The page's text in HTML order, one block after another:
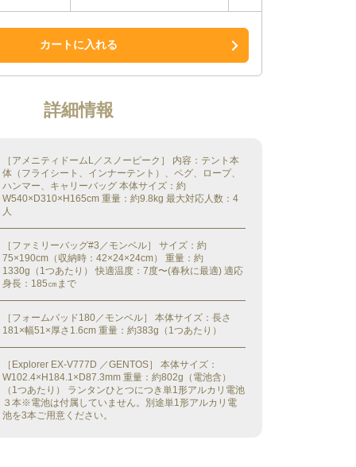
カートに入れる
詳細情報
［アメニティドームL／スノーピーク］ 内容：テント本
体（フライシート、インナーテント）、ペグ、ロープ、
ハンマー、キャリーバッグ 本体サイズ：約
W540×D310×H165cm 重量：約9.8kg 最大対応人数：4
人
［ファミリーバッグ#3／モンベル］ サイズ：約
75×190cm（収納時：42×24×24cm） 重量：約
1330g（1つあたり） 快適温度：7度〜(春秋に最適) 適応
身長：185㎝まで
［フォームパッド180／モンベル］ 本体サイズ：長さ
181×幅51×厚さ1.6cm 重量：約383g（1つあたり）
［Explorer EX-V777D ／GENTOS］ 本体サイズ：
W102.4×H184.1×D87.3mm 重量：約802g（電池含）
（1つあたり） ランタンひとつにつき単1形アルカリ電池
３本※電池は付属していません。別途単1形アルカリ電
池を3本ご用意ください。